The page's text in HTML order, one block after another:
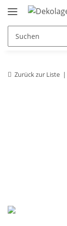
Zurück zur Liste